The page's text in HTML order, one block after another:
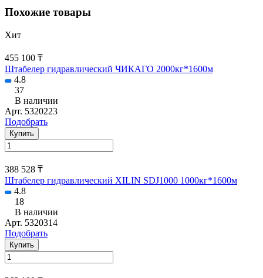
Похожие товары
Хит
455 100 ₸
Штабелер гидравлический ЧИКАГО 2000кг*1600м
4.8
37
В наличии
Арт. 5320223
Подобрать
Купить
388 528 ₸
Штабелер гидравлический XILIN SDJ1000 1000кг*1600м
4.8
18
В наличии
Арт. 5320314
Подобрать
Купить